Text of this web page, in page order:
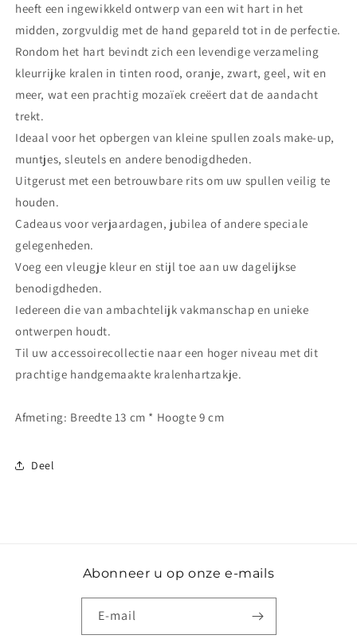
heeft een ingewikkeld ontwerp van een wit hart in het
midden, zorgvuldig met de hand gepareld tot in de perfectie.
Rondom het hart bevindt zich een levendige verzameling
kleurrijke kralen in tinten rood, oranje, zwart, geel, wit en
meer, wat een prachtig mozaïek creëert dat de aandacht
trekt.
Ideaal voor het opbergen van kleine spullen zoals make-up,
muntjes, sleutels en andere benodigdheden.
Uitgerust met een betrouwbare rits om uw spullen veilig te
houden.
Cadeaus voor verjaardagen, jubilea of ​​andere speciale
gelegenheden.
Voeg een vleugje kleur en stijl toe aan uw dagelijkse
benodigdheden.
Iedereen die van ambachtelijk vakmanschap en unieke
ontwerpen houdt.
Til uw accessoirecollectie naar een hoger niveau met dit
prachtige handgemaakte kralenhartzakje.
Afmeting: Breedte 13 cm * Hoogte 9 cm
Deel
Abonneer u op onze e-mails
E‑mail